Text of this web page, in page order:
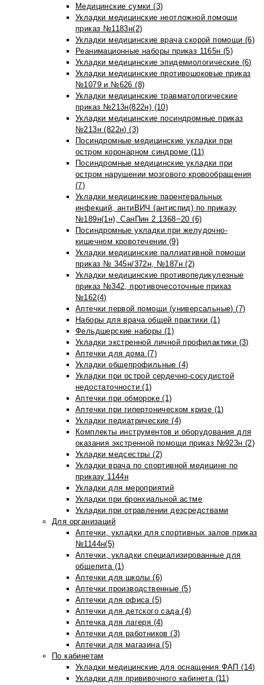
Медицинские сумки (3)
Укладки медицинские неотложной помощи
приказ №1183н(2)
Укладки медицинские врача скорой помощи (6)
Реанимационные наборы приказ 1165н (5)
Укладки медицинские эпидемиологические (6)
Укладки медицинские противошоковые приказ
№1079 и №626 (8)
Укладки медицинские травматологические
приказ №213н(822н) (10)
Укладки медицинские посиндромные приказ
№213н (822н) (3)
Посиндромные медицинские укладки при
остром коронарном синдроме (11)
Посиндромные медицинские укладки при
остром нарушении мозгового кровообращения
(7)
Укладки медицинские парентеральных
инфекций, антиВИЧ (антиспид) по приказу
№189н(1н), СанПин 2.1368−20 (6)
Посиндромные укладки при желудочно-
кишечном кровотечении (9)
Укладки медицинские паллиативной помощи
приказ № 345н/372н, №187н (2)
Укладки медицинские противопедикулезные
приказ №342, противочесоточные приказ
№162(4)
Аптечки первой помощи (универсальные) (7)
Наборы для врача общей практики (1)
Фельдшерские наборы (1)
Укладки экстренной личной профилактики (3)
Аптечки для дома (7)
Укладки общепрофильные (4)
Укладки при острой сердечно-сосудистой
недостаточности (1)
Аптечки при обмороке (1)
Аптечки при гипертоническом кризе (1)
Укладки педиатрические (4)
Комплекты инструментов и оборудования для
оказания экстренной помощи приказ №923н (2)
Укладки медсестры (2)
Укладки врача по спортивной медицине по
приказу 1144н
Укладки для мероприятий
Укладки при бронхиальной астме
Укладки при отравлении дезсредствами
Для организаций
Аптечки, укладки для спортивных залов приказ
№1144н(5)
Аптечки, укладки специализированные для
общепита (1)
Аптечки для школы (6)
Аптечки производственные (5)
Аптечки для офиса (5)
Аптечки для детского сада (4)
Аптечка для лагеря (4)
Аптечки для работников (3)
Аптечки для магазина (5)
По кабинетам
Укладки медицинские для оснащения ФАП (14)
Укладки для прививочного кабинета (11)